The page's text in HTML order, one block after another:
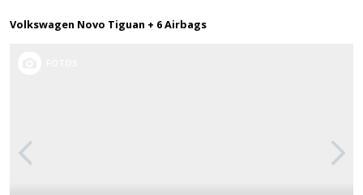
Volkswagen Novo Tiguan + 6 Airbags